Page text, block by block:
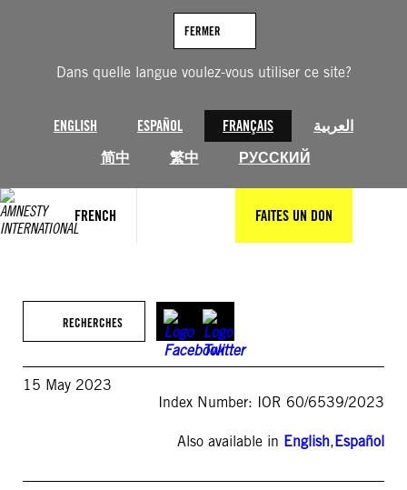
Dans quelle langue voulez-vous utiliser ce site?
ENGLISH ESPAÑOL FRANÇAIS
العربية
简中
繁中 РУССКИЙ
FERMER
FRENCH FAITES UN DON
RECHERCHES
15 May 2023
Index Number: IOR 60/6539/2023
Also available in English,Español